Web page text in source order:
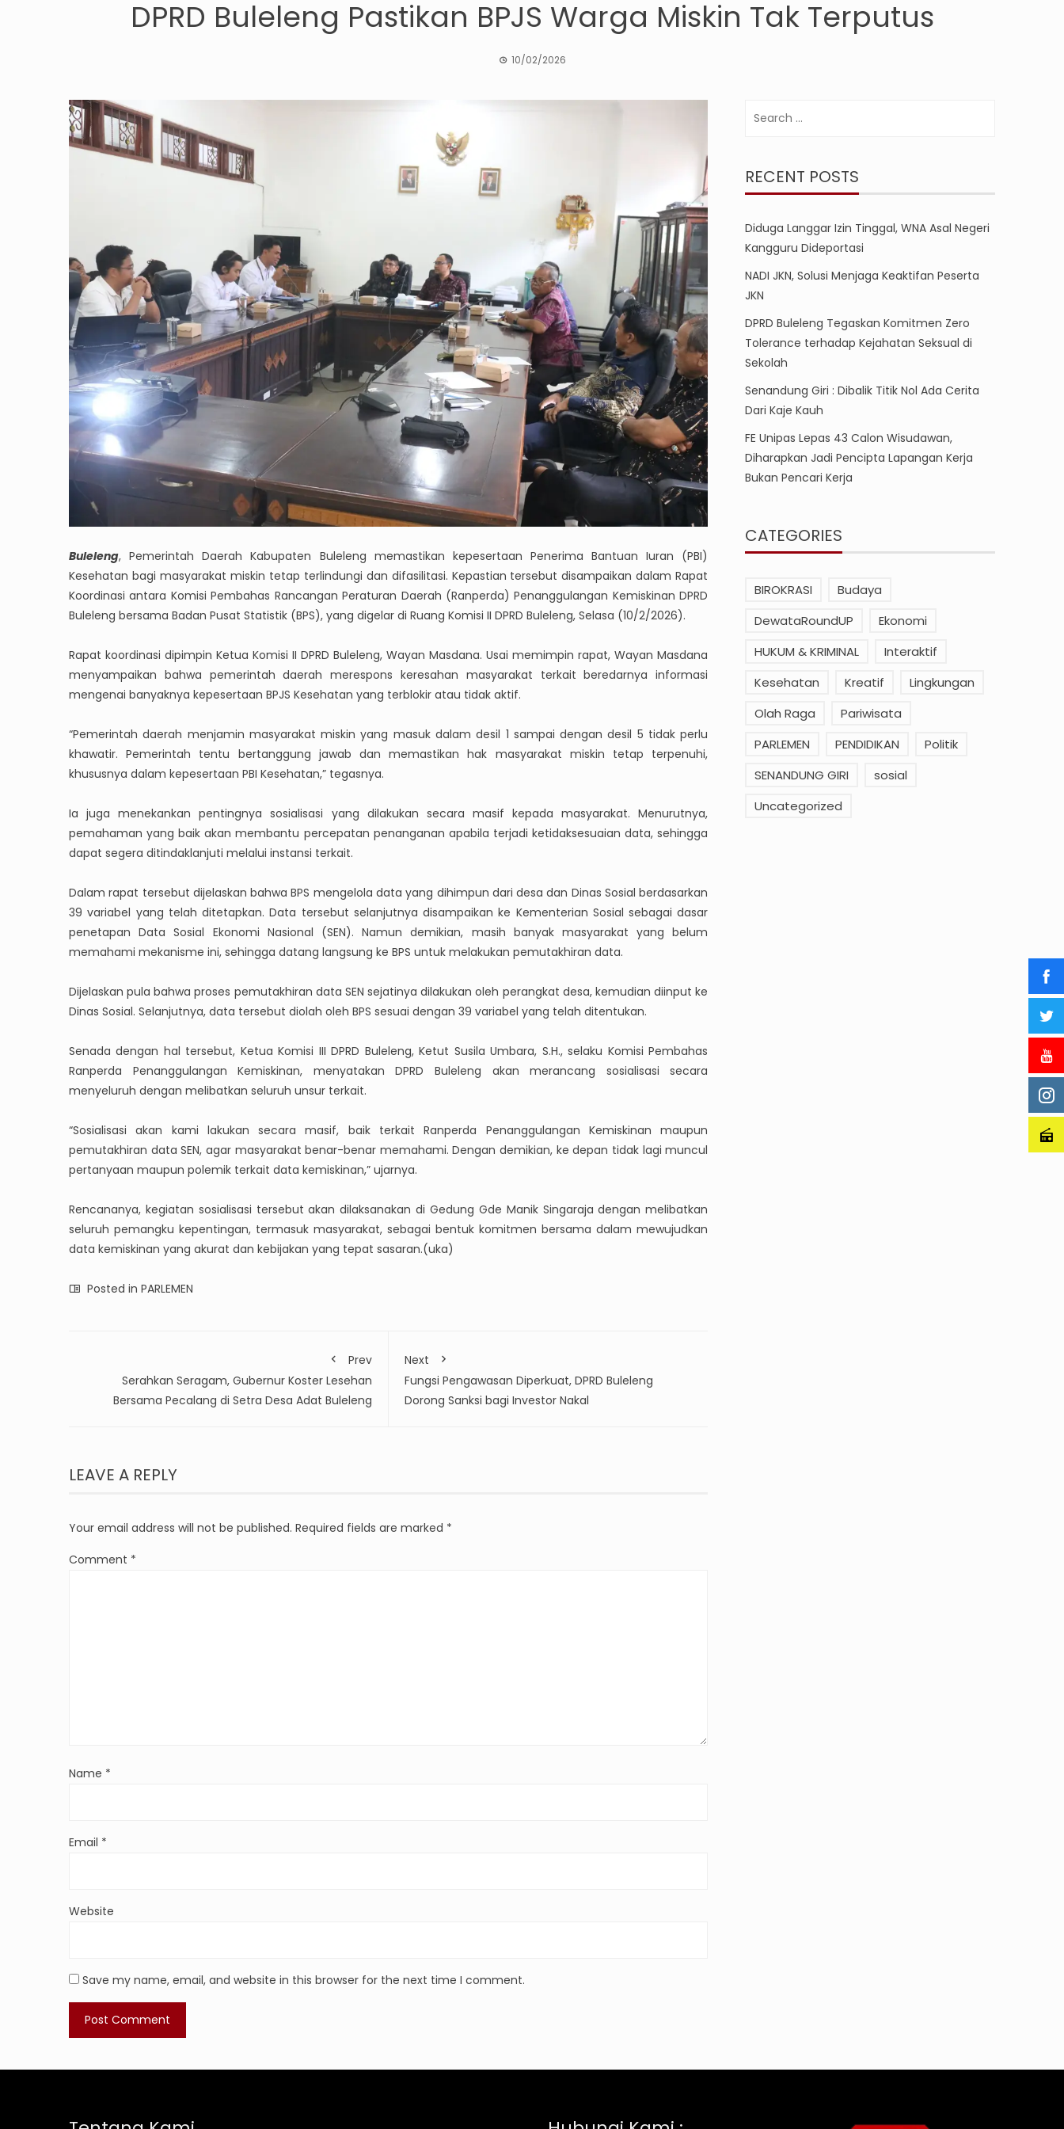
DPRD Buleleng Pastikan BPJS Warga Miskin Tak Terputus
10/02/2026
Buleleng, Pemerintah Daerah Kabupaten Buleleng memastikan kepesertaan Penerima Bantuan Iuran (PBI)
Kesehatan bagi masyarakat miskin tetap terlindungi dan difasilitasi. Kepastian tersebut disampaikan dalam Rapat
Koordinasi antara Komisi Pembahas Rancangan Peraturan Daerah (Ranperda) Penanggulangan Kemiskinan DPRD
Buleleng bersama Badan Pusat Statistik (BPS), yang digelar di Ruang Komisi II DPRD Buleleng, Selasa (10/2/2026).
Rapat koordinasi dipimpin Ketua Komisi II DPRD Buleleng, Wayan Masdana. Usai memimpin rapat, Wayan Masdana
menyampaikan bahwa pemerintah daerah merespons keresahan masyarakat terkait beredarnya informasi
mengenai banyaknya kepesertaan BPJS Kesehatan yang terblokir atau tidak aktif.
“Pemerintah daerah menjamin masyarakat miskin yang masuk dalam desil 1 sampai dengan desil 5 tidak perlu
khawatir. Pemerintah tentu bertanggung jawab dan memastikan hak masyarakat miskin tetap terpenuhi,
khususnya dalam kepesertaan PBI Kesehatan,” tegasnya.
Ia juga menekankan pentingnya sosialisasi yang dilakukan secara masif kepada masyarakat. Menurutnya,
pemahaman yang baik akan membantu percepatan penanganan apabila terjadi ketidaksesuaian data, sehingga
dapat segera ditindaklanjuti melalui instansi terkait.
Dalam rapat tersebut dijelaskan bahwa BPS mengelola data yang dihimpun dari desa dan Dinas Sosial berdasarkan
39 variabel yang telah ditetapkan. Data tersebut selanjutnya disampaikan ke Kementerian Sosial sebagai dasar
penetapan Data Sosial Ekonomi Nasional (SEN). Namun demikian, masih banyak masyarakat yang belum
memahami mekanisme ini, sehingga datang langsung ke BPS untuk melakukan pemutakhiran data.
Dijelaskan pula bahwa proses pemutakhiran data SEN sejatinya dilakukan oleh perangkat desa, kemudian diinput ke
Dinas Sosial. Selanjutnya, data tersebut diolah oleh BPS sesuai dengan 39 variabel yang telah ditentukan.
Senada dengan hal tersebut, Ketua Komisi III DPRD Buleleng, Ketut Susila Umbara, S.H., selaku Komisi Pembahas
Ranperda Penanggulangan Kemiskinan, menyatakan DPRD Buleleng akan merancang sosialisasi secara
menyeluruh dengan melibatkan seluruh unsur terkait.
“Sosialisasi akan kami lakukan secara masif, baik terkait Ranperda Penanggulangan Kemiskinan maupun
pemutakhiran data SEN, agar masyarakat benar-benar memahami. Dengan demikian, ke depan tidak lagi muncul
pertanyaan maupun polemik terkait data kemiskinan,” ujarnya.
Rencananya, kegiatan sosialisasi tersebut akan dilaksanakan di Gedung Gde Manik Singaraja dengan melibatkan
seluruh pemangku kepentingan, termasuk masyarakat, sebagai bentuk komitmen bersama dalam mewujudkan
data kemiskinan yang akurat dan kebijakan yang tepat sasaran.(uka)
Posted in PARLEMEN
Prev
Serahkan Seragam, Gubernur Koster Lesehan
Bersama Pecalang di Setra Desa Adat Buleleng
Next
Fungsi Pengawasan Diperkuat, DPRD Buleleng
Dorong Sanksi bagi Investor Nakal
LEAVE A REPLY
Your email address will not be published. Required fields are marked *
Comment *
Name *
Email *
Website
Save my name, email, and website in this browser for the next time I comment.
RECENT POSTS
Diduga Langgar Izin Tinggal, WNA Asal Negeri
Kangguru Dideportasi
NADI JKN, Solusi Menjaga Keaktifan Peserta
JKN
DPRD Buleleng Tegaskan Komitmen Zero
Tolerance terhadap Kejahatan Seksual di
Sekolah
Senandung Giri : Dibalik Titik Nol Ada Cerita
Dari Kaje Kauh
FE Unipas Lepas 43 Calon Wisudawan,
Diharapkan Jadi Pencipta Lapangan Kerja
Bukan Pencari Kerja
CATEGORIES
BIROKRASI
Budaya
DewataRoundUP
Ekonomi
HUKUM & KRIMINAL
Interaktif
Kesehatan
Kreatif
Lingkungan
Olah Raga
Pariwisata
PARLEMEN
PENDIDIKAN
Politik
SENANDUNG GIRI
sosial
Uncategorized